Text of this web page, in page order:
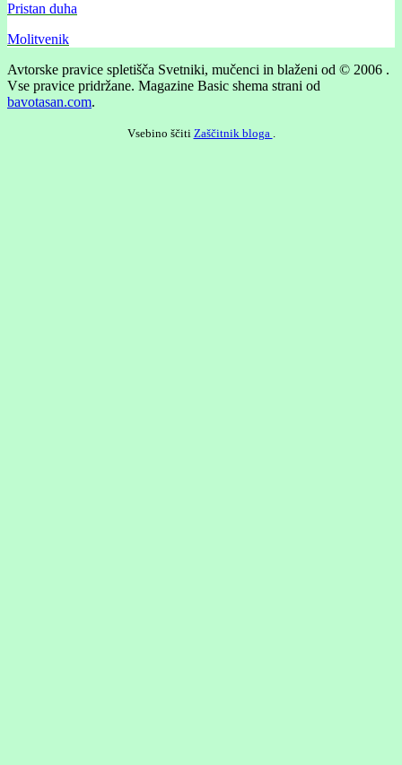
Pristan duha
Molitvenik
Avtorske pravice spletišča Svetniki, mučenci in blaženi od © 2006 .
Vse pravice pridržane. Magazine Basic shema strani od
bavotasan.com.
Vsebino ščiti Zaščitnik bloga .